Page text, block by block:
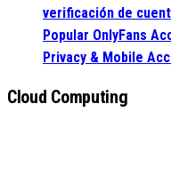
verificación de
Popular OnlyFans
Privacy & Mobile
Cloud Computing